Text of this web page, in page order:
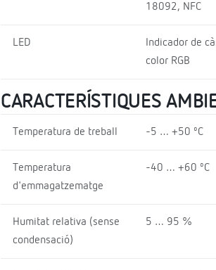
18092, NFC
LED
Indicador de
color RGB
CARACTERÍSTIQUES
Temperatura de treball -5 … +50 ºC
Temperatura
d'emmagatzematge
-40 … +60 ºC
Humitat relativa (sense
condensació)
5 … 95 %